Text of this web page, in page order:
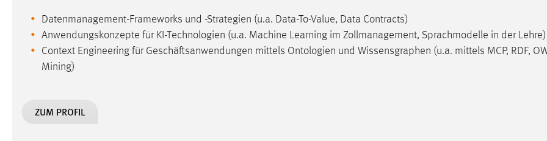
Datenmanagement-Frameworks und -Strategien (u.a. Data-To-Value, Data Contracts)
Anwendungskonzepte für KI-Technologien (u.a. Machine Learning im Zollmanagement, Sprachmodelle in der Lehre)
Context Engineering für Geschäftsanwendungen mittels Ontologien und Wissensgraphen (u.a. mittels MCP, RDF,
Mining)
ZUM PROFIL
mibew_locale, mibew-chat-frame-style-
5e9dbeb1811c0446
Zweck:
Wird benötigt um die Chatfunktion